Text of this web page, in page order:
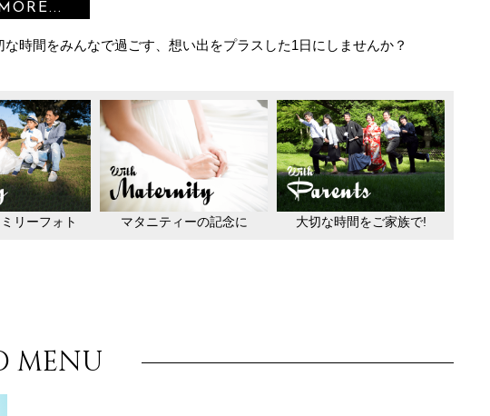
時間をみんなで過ごす、想い出をプラスした1日にしませんか？
リーフォト マタニティーの記念に 大切な時間をご家族で!
MENU